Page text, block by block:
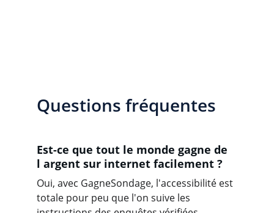
Questions fréquentes
Est-ce que tout le monde gagne de
l argent sur internet facilement ?
Oui, avec GagneSondage, l'accessibilité est
totale pour peu que l'on suive les